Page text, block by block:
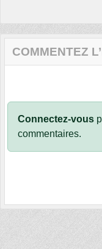
COMMENTEZ
Connectez-vous
commentaires.